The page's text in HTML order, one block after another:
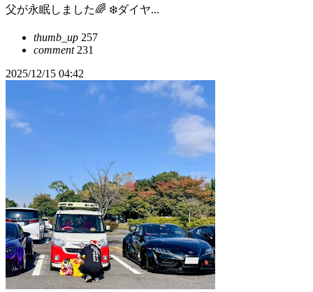
父が永眠しました🌈 ❄️ダイヤ...
thumb_up 257
comment231
2025/12/15 04:42